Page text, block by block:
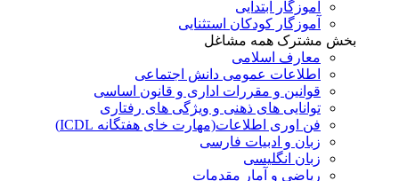
آموزگار ابتدایی
آموزگار کودکان استثنایی
بخش مشترک همه مشاغل
معارف اسلامی
اطلاعات عمومی دانش اجتماعی
قوانین و مقررات اداری و قانون اساسی
توانایی های ذهنی و ویژگی های رفتاری
فن اوری اطلاعات(مهارت خای هفتگانه ICDL)
زبان و ادبیات فارسی
زبان انگلیسی
ریاضی و آمار مقدمات